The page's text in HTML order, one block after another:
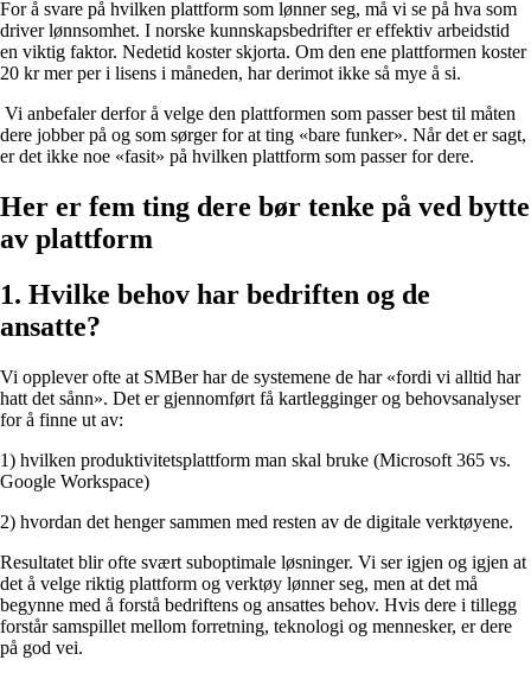
For å svare på hvilken plattform som lønner seg, må vi se på hva som
driver lønnsomhet. I norske kunnskapsbedrifter er effektiv arbeidstid
en viktig faktor. Nedetid koster skjorta. Om den ene plattformen koster
20 kr mer per i lisens i måneden, har derimot ikke så mye å si.
Vi anbefaler derfor å velge den plattformen som passer best til måten
dere jobber på og som sørger for at ting «bare funker». Når det er sagt,
er det ikke noe «fasit» på hvilken plattform som passer for dere.
Her er fem ting dere bør tenke på ved bytte
av plattform
1. Hvilke behov har bedriften og de
ansatte?
Vi opplever ofte at SMBer har de systemene de har «fordi vi alltid har
hatt det sånn». Det er gjennomført få kartlegginger og behovsanalyser
for å finne ut av:
1) hvilken produktivitetsplattform man skal bruke (Microsoft 365 vs.
Google Workspace)
2) hvordan det henger sammen med resten av de digitale verktøyene.
Resultatet blir ofte svært suboptimale løsninger. Vi ser igjen og igjen at
det å velge riktig plattform og verktøy lønner seg, men at det må
begynne med å forstå bedriftens og ansattes behov. Hvis dere i tillegg
forstår samspillet mellom forretning, teknologi og mennesker, er dere
på god vei.